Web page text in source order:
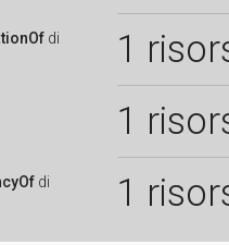
di 1
1
di 1